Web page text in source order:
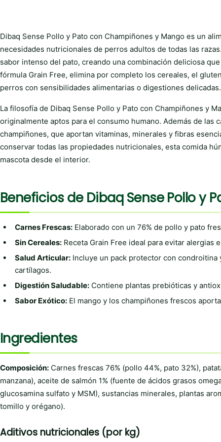
Dibaq Sense Pollo y Pato con Champiñones y Mango es un
necesidades nutricionales de perros adultos de todas las
sabor intenso del pato, creando una combinación deliciosa
fórmula Grain Free, elimina por completo los cereales, el
perros con sensibilidades alimentarias o digestiones delicadas.
La filosofía de Dibaq Sense Pollo y Pato con Champiñones y
originalmente aptos para el consumo humano. Además de
champiñones, que aportan vitaminas, minerales y fibras
conservar todas las propiedades nutricionales, esta comida
mascota desde el interior.
Beneficios de Dibaq Sense Pollo y
Carnes Frescas: Elaborado con un 76% de pollo y pato
Sin Cereales: Receta Grain Free ideal para evitar alergias
Salud Articular: Incluye un pack protector con
cartílagos.
Digestión Saludable: Contiene plantas prebióticas y
Sabor Exótico: El mango y los champiñones frescos
Ingredientes
Composición: Carnes frescas 76% (pollo 44%, pato 32%),
manzana), aceite de salmón 1% (fuente de ácidos grasos
glucosamina sulfato y MSM), sustancias minerales, plantas
tomillo y orégano).
Aditivos nutricionales (por kg)